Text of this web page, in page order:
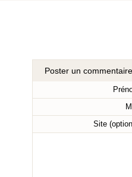
Poster un commentaire
Site